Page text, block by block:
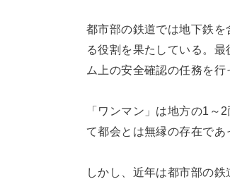
都市部の鉄道では地下鉄
る役割を果たしている。
ム上の安全確認の任務を行
「ワンマン」は地方の1
て都会とは無縁の存在であ
しかし、近年は都市部の